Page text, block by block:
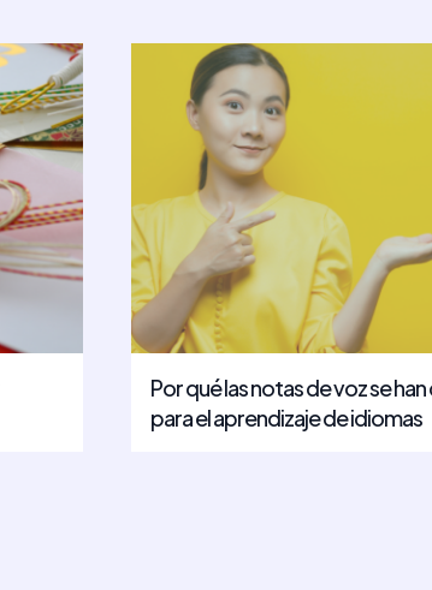
Por qué las notas de voz se
para el aprendizaje de idiomas